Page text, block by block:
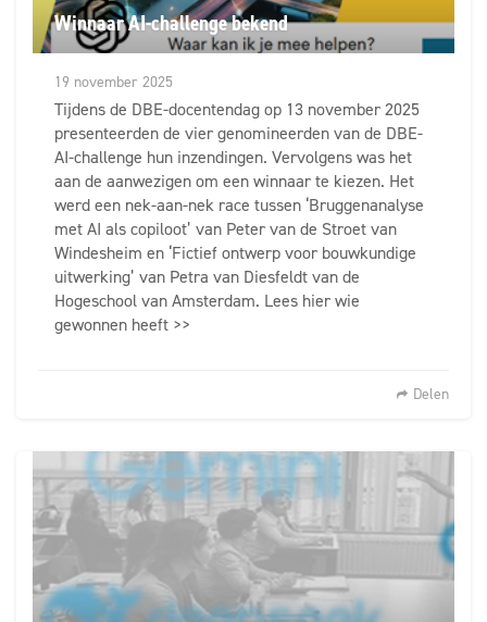
Winnaar AI-challenge bekend
19 november 2025
Tijdens de DBE-docentendag op 13 november 2025
presenteerden de vier genomineerden van de DBE-
AI-challenge hun inzendingen. Vervolgens was het
aan de aanwezigen om een winnaar te kiezen. Het
werd een nek-aan-nek race tussen ‘Bruggenanalyse
met AI als copiloot’ van Peter van de Stroet van
Windesheim en ‘Fictief ontwerp voor bouwkundige
uitwerking’ van Petra van Diesfeldt van de
Hogeschool van Amsterdam. Lees hier wie
gewonnen heeft >>
Delen